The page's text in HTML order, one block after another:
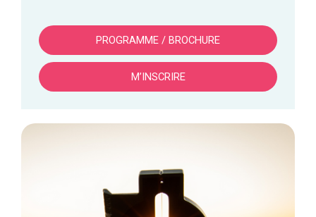
PROGRAMME / BROCHURE
M’INSCRIRE